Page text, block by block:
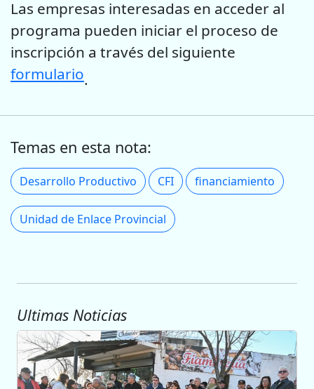
Las empresas interesadas en acceder al
programa pueden iniciar el proceso de
inscripción a través del siguiente
formulario.
Temas en esta nota:
Desarrollo Productivo CFI financiamiento
Unidad de Enlace Provincial
Ultimas Noticias